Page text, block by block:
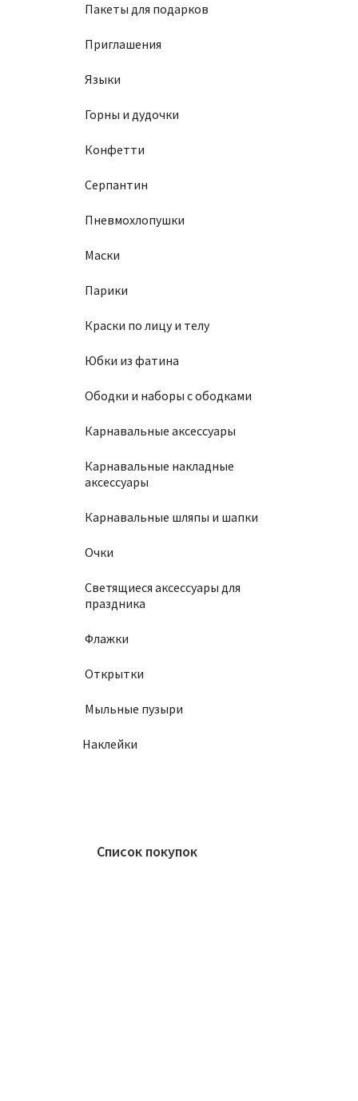
Пакеты для подарков
Приглашения
Языки
Горны и дудочки
Конфетти
Серпантин
Пневмохлопушки
Маски
Парики
Краски по лицу и телу
Юбки из фатина
Ободки и наборы с ободками
Карнавальные аксессуары
Карнавальные накладные
аксессуары
Карнавальные шляпы и шапки
Очки
Светящиеся аксессуары для
праздника
Флажки
Открытки
Мыльные пузыри
Наклейки
Список покупок